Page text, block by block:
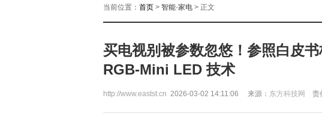
当前位置： 首页 > 智能·家电 > 正文
买电视别被参数忽悠！参照白皮
RGB-Mini LED 技术
http://www.eastst.cn 2026-03-02 14:11:06 来源： 东方科技网 责